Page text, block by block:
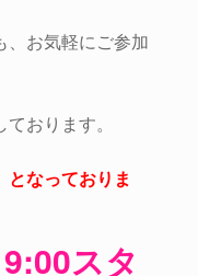
、お気軽にご参加
おります。
となっておりま
スタ